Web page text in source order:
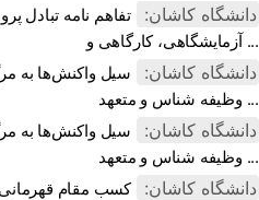
دانشگاه کاشان:
تفاهم نامه تبادل
آزمایشگاهی، کارگاهی و ...
دانشگاه کاشان:
سیل واکنش‌ها به
وظیفه شناس و متعهد ...
دانشگاه کاشان:
سیل واکنش‌ها به
وظیفه شناس و متعهد ...
دانشگاه کاشان:
کسب مقام قهرمانی